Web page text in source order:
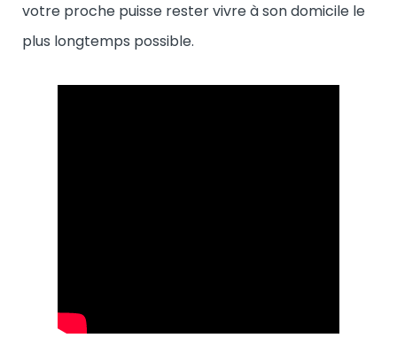
votre proche puisse rester vivre à son domicile le
plus longtemps possible.